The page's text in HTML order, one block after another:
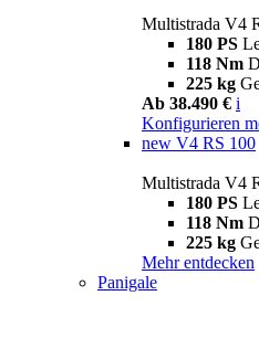
Multistrada V4
180 PS
118 Nm
225 kg
Ab 38.490 € i
Konfigurieren
new V4 RS 100
Multistrada V4
180 PS
118 Nm
225 kg
Mehr entdecken
Panigale